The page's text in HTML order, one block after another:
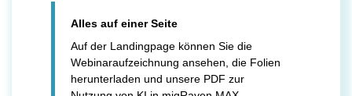
Alles auf einer Seite
Auf der Landingpage können Sie die
Webinaraufzeichnung ansehen, die Folien
herunterladen und unsere PDF zur